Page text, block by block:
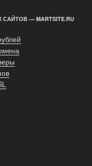
— MARTSITE.RU